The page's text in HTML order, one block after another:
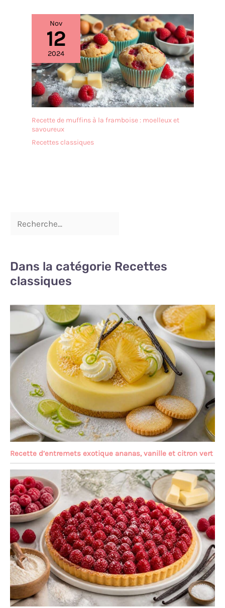
service de haute qualité à
nos clients, si vous avez
des questions sur notre
muffin pan ou recherchez
un service après-vente,
vous pouvez nous
contacter par email, nous
répondrons dans les 24
heures et fournirons une
aide pratique, si vous avez
besoin d'autres styles de
Nov
12
2024
Recette de muffins à la framboise : moelleux et
savoureux
Recettes classiques
Dans la catégorie Recettes
classiques
Recette d’entremets exotique ananas, vanille et citron vert